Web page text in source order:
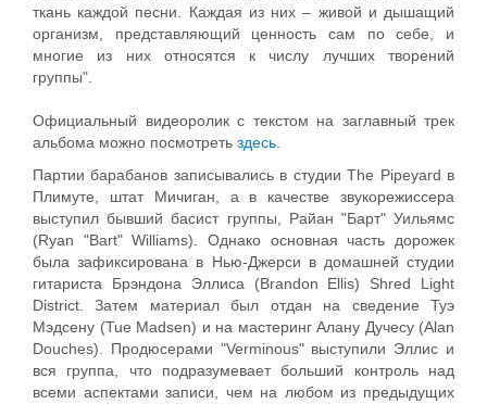
ткань каждой песни. Каждая из них – живой и дышащий
организм, представляющий ценность сам по себе, и
многие из них относятся к числу лучших творений
группы".
Официальный видеоролик с текстом на заглавный трек
альбома можно посмотреть здесь
Партии барабанов записывались в студии The Pipeyard в
Плимуте, штат Мичиган, а в качестве звукорежиссера
выступил бывший басист группы, Райан "Барт" Уильямс
(Ryan "Bart" Williams). Однако основная часть дорожек
была зафиксирована в Нью-Джерси в домашней студии
гитариста Брэндона Эллиса (Brandon Ellis) Shred Light
District. Затем материал был отдан на сведение Туэ
Мэдсену (Tue Madsen) и на мастеринг Алану Дучесу (Alan
Douches). Продюсерами "Verminous" выступили Эллис и
вся группа, что подразумевает больший контроль над
всеми аспектами записи, чем на любом из предыдущих